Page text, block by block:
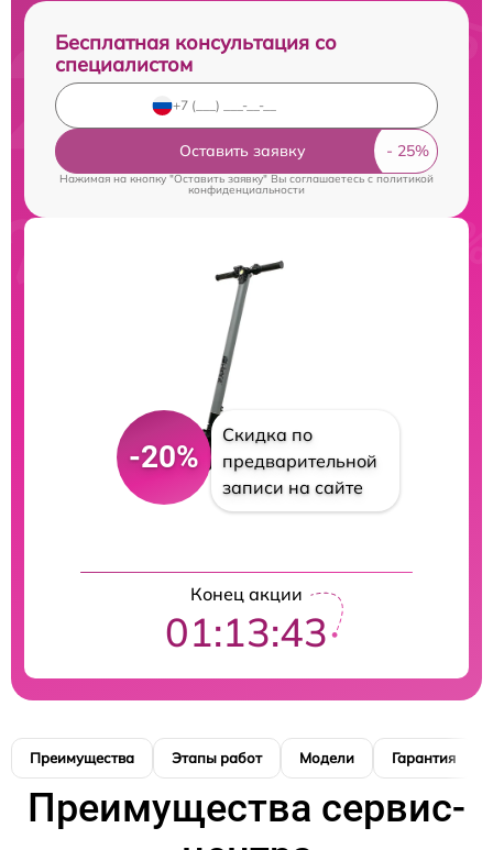
Бесплатная консультация со
специалистом
Оставить заявку
Нажимая на кнопку "Оставить заявку" Вы соглашаетесь cполитикой
конфиденциальности
-20%
Скидка по
предварительной
записи на сайте
Конец акции
01:13:42
Преимущества Этапы работ Модели Гарантия
Преимущества сервис-